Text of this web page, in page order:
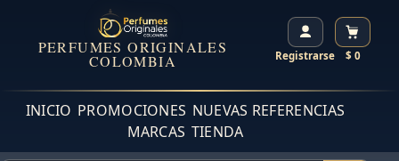
PERFUMES ORIGINALES
COLOMBIA Registrarse $ 0
INICIO PROMOCIONES NUEVAS REFERENCIAS
MARCAS TIENDA